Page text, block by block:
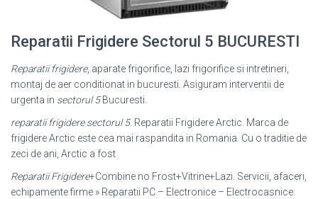
Reparatii Frigidere Sectorul 5 BUCURESTI
Reparatii frigidere, aparate frigorifice, lazi frigorifice si intretineri,
montaj de aer conditionat in bucuresti. Asiguram interventii de
urgenta in sectorul 5Bucuresti.
reparatii frigidere sectorul 5. Reparatii Frigidere Arctic. Marca de
frigidere Arctic este cea mai raspandita in Romania. Cu o traditie de
zeci de ani, Arctic a fost
Reparatii Frigidere+Combine no Frost+Vitrine+Lazi. Servicii, afaceri,
echipamente firme » Reparatii PC – Electronice – Electrocasnice.